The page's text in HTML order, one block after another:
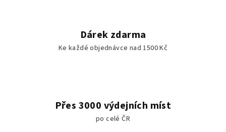
Dárek zdarma
Ke každé objednávce nad 1500 Kč
Přes 3000 výdejních míst
po celé ČR